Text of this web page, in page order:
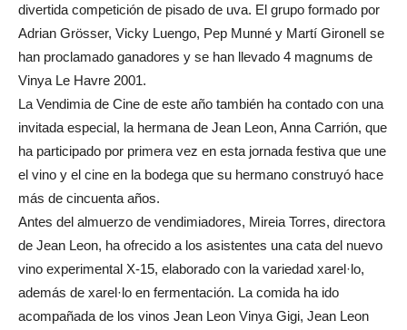
divertida competición de pisado de uva. El grupo formado por
Adrian Grösser, Vicky Luengo, Pep Munné y Martí Gironell se
han proclamado ganadores y se han llevado 4 magnums de
Vinya Le Havre 2001.
La Vendimia de Cine de este año también ha contado con una
invitada especial, la hermana de Jean Leon, Anna Carrión, que
ha participado por primera vez en esta jornada festiva que une
el vino y el cine en la bodega que su hermano construyó hace
más de cincuenta años.
Antes del almuerzo de vendimiadores, Mireia Torres, directora
de Jean Leon, ha ofrecido a los asistentes una cata del nuevo
vino experimental X-15, elaborado con la variedad xarel·lo,
además de xarel·lo en fermentación. La comida ha ido
acompañada de los vinos Jean Leon Vinya Gigi, Jean Leon